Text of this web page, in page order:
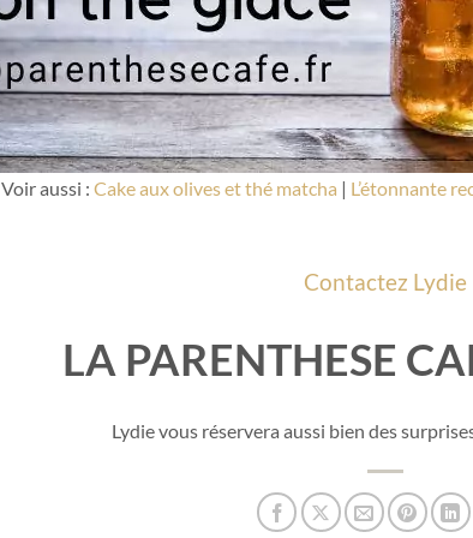
Voir aussi : Cake aux olives et thé matcha | L’étonnante
Contactez Lydie
LA PARENTHESE
Lydie vous réservera aussi bien des